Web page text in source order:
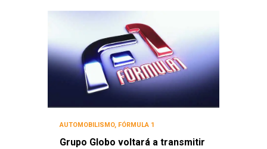
AUTOMOBILISMO, FÓRMULA 1
Grupo Globo voltará a transmitir